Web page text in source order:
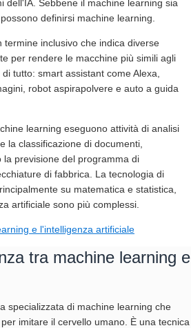
dell'IA. Sebbene il machine learning sia
definirsi machine learning.
termine inclusivo che indica diverse
per rendere le macchine più simili agli
tutto: smart assistant come Alexa,
robot aspirapolvere e auto a guida
learning eseguono attività di analisi
la classificazione di documenti,
la previsione del programma di
di fabbrica. La tecnologia di
su matematica e statistica,
artificiale sono più complessi.
e l'intelligenza artificiale
tra machine learning e
specializzata di machine learning che
imitare il cervello umano. È una tecnica